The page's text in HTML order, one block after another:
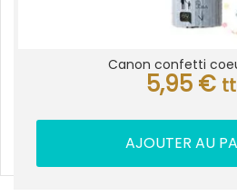
Canon confetti
5,95 €
AJOUTER AU